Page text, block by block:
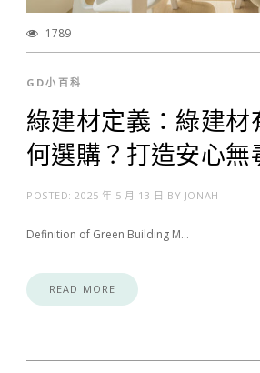
1789
GD小百科
綠建材定義：綠建材
何選購？打造安心無
POSTED:2025 年 5 月 13 日 BY JONAH
Definition of Green Building M…
READ MORE